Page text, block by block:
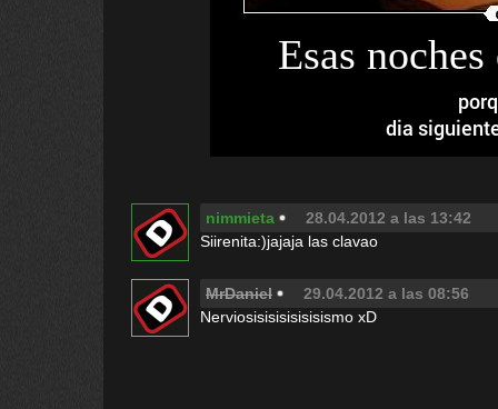
Esas
dia
nimmieta
28.04.2012 a las 13:42
Siirenita:)jajaja las clavao
MrDaniel
29.04.2012 a las 08:56
Nerviosisisisisisisismo xD